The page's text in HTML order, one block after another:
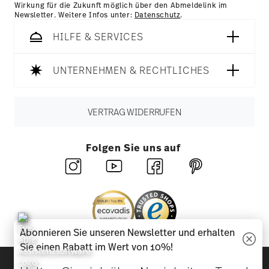
Wirkung für die Zukunft möglich über den Abmeldelink im
Newsletter. Weitere Infos unter: Datenschutz.
HILFE & SERVICES
UNTERNEHMEN & RECHTLICHES
VERTRAG WIDERRUFEN
Folgen Sie uns auf
Entdecken Sie unsere Marken
Abonnieren Sie unseren Newsletter und erhalten
Sie einen Rabatt im Wert von 10%!